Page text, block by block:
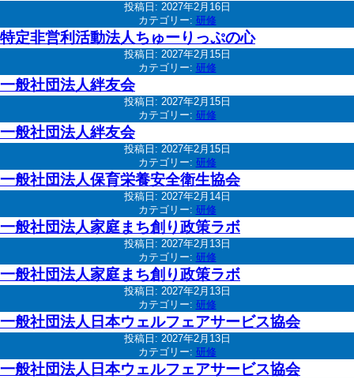
投稿日: 2027年2月16日
カテゴリー: 研修
特定非営利活動法人ちゅーりっぷの心
投稿日: 2027年2月15日
カテゴリー: 研修
一般社団法人絆友会
投稿日: 2027年2月15日
カテゴリー: 研修
一般社団法人絆友会
投稿日: 2027年2月15日
カテゴリー: 研修
一般社団法人保育栄養安全衛生協会
投稿日: 2027年2月14日
カテゴリー: 研修
一般社団法人家庭まち創り政策ラボ
投稿日: 2027年2月13日
カテゴリー: 研修
一般社団法人家庭まち創り政策ラボ
投稿日: 2027年2月13日
カテゴリー: 研修
一般社団法人日本ウェルフェアサービス協会
投稿日: 2027年2月13日
カテゴリー: 研修
一般社団法人日本ウェルフェアサービス協会